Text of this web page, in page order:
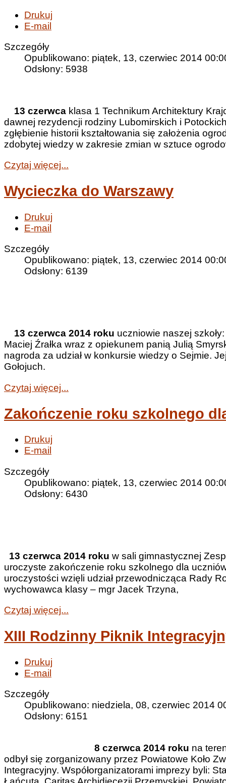
Drukuj
E-mail
Szczegóły
Opublikowano: piątek, 13, czerwiec 2014
Odsłony: 5938
13 czerwca klasa 1 Technikum Architektury
dawnej rezydencji rodziny Lubomirskich i
zgłębienie historii kształtowania się założenia
zdobytej wiedzy w zakresie zmian w sztuce
Czytaj więcej...
Wycieczka do Warszawy
Drukuj
E-mail
Szczegóły
Opublikowano: piątek, 13, czerwiec 2014
Odsłony: 6139
13 czerwca 2014 roku uczniowie naszej
Maciej Źrałka wraz z opiekunem panią Julią
nagroda za udział w konkursie wiedzy o Sejmie.
Gołojuch.
Czytaj więcej...
Zakończenie roku szkolnego
Drukuj
E-mail
Szczegóły
Opublikowano: piątek, 13, czerwiec 2014
Odsłony: 6430
13 czerwca 2014 roku w sali gimnastycznej
uroczyste zakończenie roku szkolnego dla
uroczystości wzięli udział przewodnicząca Rady
wychowawca klasy – mgr Jacek Trzyna,
Czytaj więcej...
XIII Rodzinny Piknik
Drukuj
E-mail
Szczegóły
Opublikowano: niedziela, 08, czerwiec 2014
Odsłony: 6151
8 czerwca 2014 roku na
odbył się zorganizowany przez Powiatowe Koło
Integracyjny. Współorganizatorami imprezy byli: